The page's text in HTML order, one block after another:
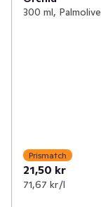
300 ml, Palmolive
Prismatch
21,50 kr
71,67 kr /l